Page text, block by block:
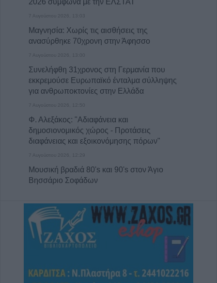
2026 σύμφωνα με την ΕΛΣΤΑΤ
7 Αυγούστου 2026, 13:03
Μαγνησία: Χωρίς τις αισθήσεις της
ανασύρθηκε 70χρονη στην Άφησσο
7 Αυγούστου 2026, 13:00
Συνελήφθη 31χρονος στη Γερμανία που
εκκρεμούσε Ευρωπαϊκό ένταλμα σύλληψης
για ανθρωποκτονίες στην Ελλάδα
7 Αυγούστου 2026, 12:50
Φ. Αλεξάκος: "Αδιαφάνεια και
δημοσιονομικός χώρος - Προτάσεις
διαφάνειας και εξοικονόμησης πόρων"
7 Αυγούστου 2026, 12:29
Μουσική βραδιά 80's και 90's στον Άγιο
Βησσάριο Σοφάδων
Συλλήψεις στην Καρδίτσα για ρευματοκλοπή
και παραβάσεις του ΚΟΚ
7 Αυγούστου 2026, 11:48
Προφυλακίστηκαν τρεις κατηγορούμενοι για
δίκτυο μεταφοράς ρεύματος από αιολικό
πάρκο η έναρξη της πυρκαγιάς